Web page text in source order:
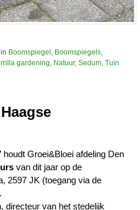
in Boomspiegel , Boomspiegels,
gardening, Natuur, Sedum, Tuin
houdt Groei&Bloei afdeling Den
van dit jaar op de
2597 JK (toegang via de
, directeur van het stedelijk